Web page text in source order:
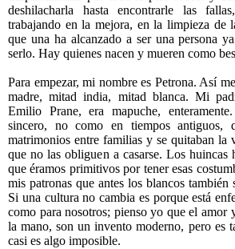
deshilacharla hasta encontrarle las
trabajando en la mejora, en la limpieza de
que una ha alcanzado a ser una persona
serlo. Hay quienes nacen y mueren como
Para empezar, mi nombre es Petrona. Así
madre, mitad india, mitad blanca. Mi
Emilio Prane, era mapuche,
sincero, no como en tiempos antiguos,
matrimonios entre familias y se quitaban la
que no las obliguen a casarse. Los huincas
que éramos primitivos por tener esas
mis patronas que antes los blancos también
Si una cultura no cambia es porque está
como para nosotros; pienso yo que el amor
la mano, son un invento moderno, pero es
casi es algo imposible.